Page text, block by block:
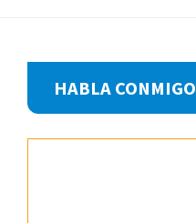
FooterHABLA CONMIGO